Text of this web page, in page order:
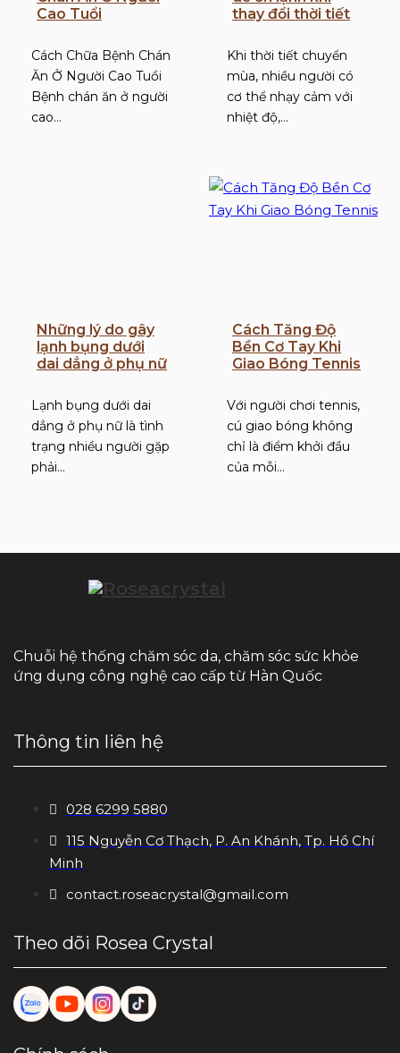
Cao Tuổi
Cách Chữa Bệnh Chán
Ăn Ở Người Cao Tuổi
Bệnh chán ăn ở người
cao…
thay đổi thời tiết
Khi thời tiết chuyển
mùa, nhiều người có
cơ thể nhạy cảm với
nhiệt độ,…
Những lý do gây
lạnh bụng dưới
dai dẳng ở phụ nữ
Lạnh bụng dưới dai
dẳng ở phụ nữ là tình
trạng nhiều người gặp
phải…
Cách Tăng Độ
Bền Cơ Tay Khi
Giao Bóng Tennis
Với người chơi tennis,
cú giao bóng không
chỉ là điểm khởi đầu
của mỗi…
Chuỗi hệ thống chăm sóc da, chăm sóc sức khỏe
ứng dụng công nghệ cao cấp từ Hàn Quốc
Thông tin liên hệ
028 6299 5880
115 Nguyễn Cơ Thạch, P. An Khánh, Tp. Hồ Chí
Minh
contact.roseacrystal@gmail.com
Theo dõi Rosea Crystal